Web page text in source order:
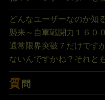
どんなユーザーなのか知
襲来～自軍戦闘力１６０
通常限界突破７だけです
ないんですかね？それと
質 問